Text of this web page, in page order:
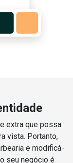
extra que possa
vista. Portanto,
e modificá-
seu negócio é